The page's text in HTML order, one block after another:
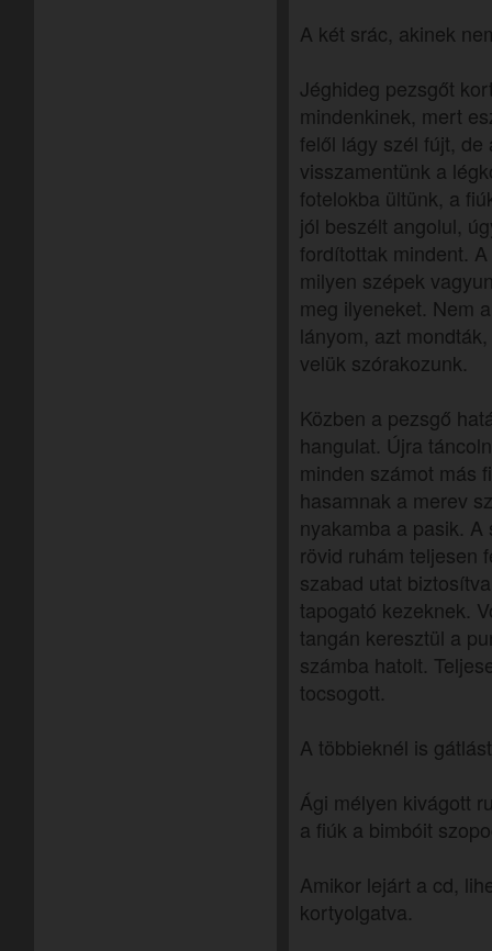
A két srác, akinek
Jéghideg pezsgőt
mindenkinek, mert
felől lágy szél fújt,
visszamentünk a
fotelokba ültünk, a
jól beszélt angolul,
fordítottak mindent.
milyen szépek
meg ilyeneket. Nem
lányom, azt
velük szórakozunk.
Közben a pezsgő
hangulat. Újra
minden számot más
hasamnak a merev
nyakamba a pasik.
rövid ruhám teljesen
szabad utat
tapogató kezeknek.
tangán keresztül a
számba hatolt.
tocsogott.
A többieknél is
Ági mélyen kivágott
a fiúk a bimbóit
Amikor lejárt a cd,
kortyolgatva.